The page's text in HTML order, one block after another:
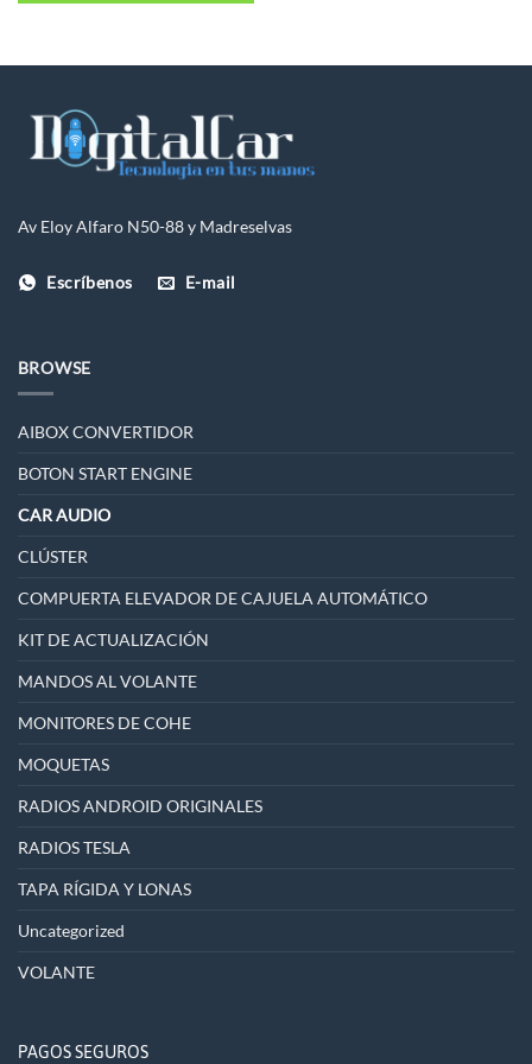
Av Eloy Alfaro N50-88 y Madreselvas
Escríbenos E-mail
BROWSE
AIBOX CONVERTIDOR
BOTON START ENGINE
CAR AUDIO
CLÚSTER
COMPUERTA ELEVADOR DE CAJUELA AUTOMÁTICO
KIT DE ACTUALIZACIÓN
MANDOS AL VOLANTE
MONITORES DE COHE
MOQUETAS
RADIOS ANDROID ORIGINALES
RADIOS TESLA
TAPA RÍGIDA Y LONAS
Uncategorized
VOLANTE
PAGOS SEGUROS